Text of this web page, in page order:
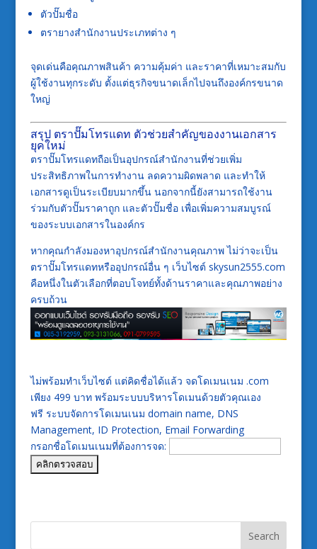
ตัวปั๊มชื่อ
ตรายางสำนักงานประเภทต่าง ๆ
จุดเด่นคือคุณภาพสินค้า ความคุ้มค่า และราคาที่เหมาะสมกับ
ผู้ใช้งานทุกระดับ ตั้งแต่ธุรกิจขนาดเล็กไปจนถึงองค์กรขนาด
ใหญ่
สรุป ตราปั๊มโทรแดท ตัวช่วยสำคัญของงานเอกสาร
ยุคใหม่
ตราปั๊มโทรแดทถือเป็นอุปกรณ์สำนักงานที่ช่วยเพิ่ม
ประสิทธิภาพในการทำงาน ลดความผิดพลาด และทำให้
เอกสารดูเป็นระเบียบมากขึ้น นอกจากนี้ยังสามารถใช้งาน
ร่วมกับตัวปั๊มราคาถูก และตัวปั๊มชื่อ เพื่อเพิ่มความสมบูรณ์
ของระบบเอกสารในองค์กร
หากคุณกำลังมองหาอุปกรณ์สำนักงานคุณภาพ ไม่ว่าจะเป็น
ตราปั๊มโทรแดทหรืออุปกรณ์อื่น ๆ เว็บไซต์ skysun2555.com
คือหนึ่งในตัวเลือกที่ตอบโจทย์ทั้งด้านราคาและคุณภาพอย่าง
ครบถ้วน
ไม่พร้อมทำเว็บไซต์ แต่คิดชื่อได้แล้ว จดโดเมนเนม .com
เพียง 499 บาท พร้อมระบบบริหารโดเมนด้วยตัวคุณเอง
ฟรี ระบบจัดการโดเมนเนม domain name, DNS
Management, ID Protection, Email Forwarding
กรอกชื่อโดเมนเนมที่ต้องการจด: